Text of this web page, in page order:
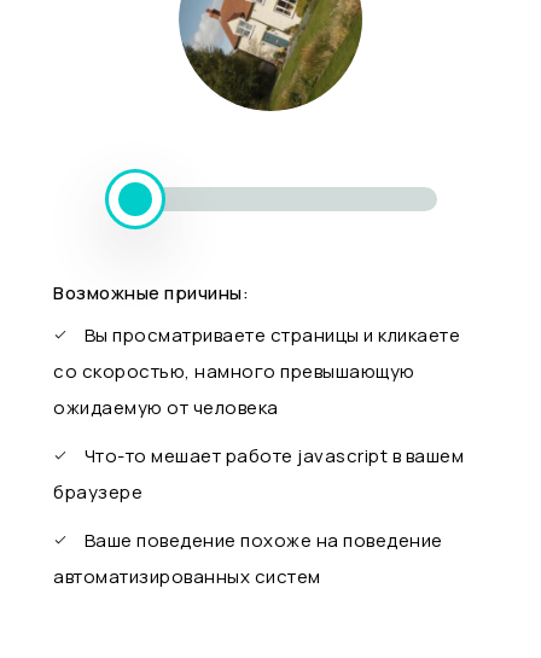
Возможные причины:
Вы просматриваете страницы и кликаете
со скоростью, намного превышающую
ожидаемую от человека
Что-то мешает работе javascript в вашем
браузере
Ваше поведение похоже на поведение
автоматизированных систем